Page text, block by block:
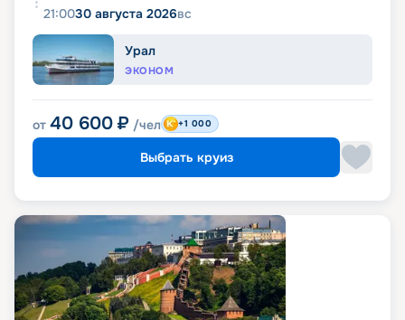
21:0030 августа 2026вс
Урал
ЭКОНОМ
от 40 600 ₽ /чел +1 000
Выбрать круиз